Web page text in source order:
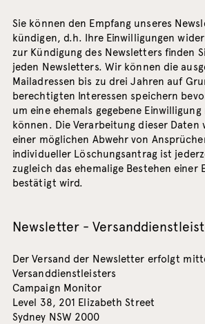
Sie können den Empfang unseres
kündigen, d.h. Ihre Einwilligungen
zur Kündigung des Newsletters finden
jeden Newsletters. Wir können die
Mailadressen bis zu drei Jahren auf
berechtigten Interessen speichern
um eine ehemals gegebene
können. Die Verarbeitung dieser Daten
einer möglichen Abwehr von
individueller Löschungsantrag ist
zugleich das ehemalige Bestehen einer
bestätigt wird.
Newsletter -
Der Versand der Newsletter erfolgt
Versanddienstleisters
Campaign Monitor
Level 38, 201 Elizabeth Street
Sydney NSW 2000